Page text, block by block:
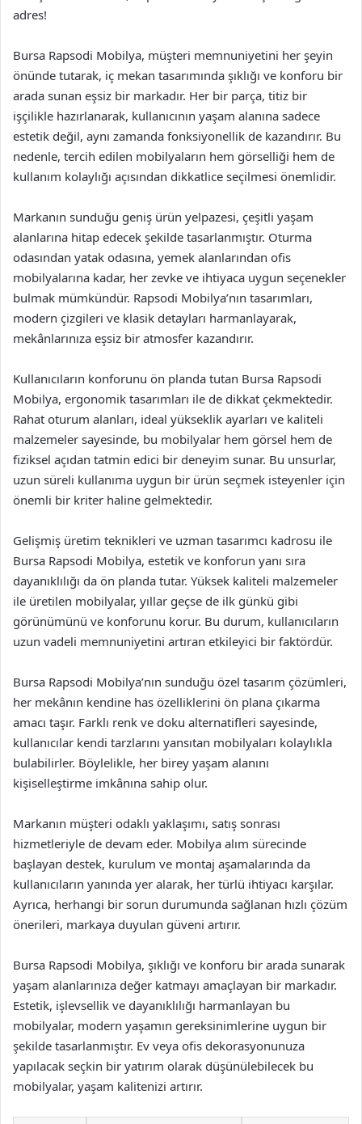
adres!
Bursa Rapsodi Mobilya, müşteri memnuniyetini her şeyin
önünde tutarak, iç mekan tasarımında şıklığı ve konforu bir
arada sunan eşsiz bir markadır. Her bir parça, titiz bir
işçilikle hazırlanarak, kullanıcının yaşam alanına sadece
estetik değil, aynı zamanda fonksiyonellik de kazandırır. Bu
nedenle, tercih edilen mobilyaların hem görselliği hem de
kullanım kolaylığı açısından dikkatlice seçilmesi önemlidir.
Markanın sunduğu geniş ürün yelpazesi, çeşitli yaşam
alanlarına hitap edecek şekilde tasarlanmıştır. Oturma
odasından yatak odasına, yemek alanlarından ofis
mobilyalarına kadar, her zevke ve ihtiyaca uygun seçenekler
bulmak mümkündür. Rapsodi Mobilya’nın tasarımları,
modern çizgileri ve klasik detayları harmanlayarak,
mekânlarınıza eşsiz bir atmosfer kazandırır.
Kullanıcıların konforunu ön planda tutan Bursa Rapsodi
Mobilya, ergonomik tasarımları ile de dikkat çekmektedir.
Rahat oturum alanları, ideal yükseklik ayarları ve kaliteli
malzemeler sayesinde, bu mobilyalar hem görsel hem de
fiziksel açıdan tatmin edici bir deneyim sunar. Bu unsurlar,
uzun süreli kullanıma uygun bir ürün seçmek isteyenler için
önemli bir kriter haline gelmektedir.
Gelişmiş üretim teknikleri ve uzman tasarımcı kadrosu ile
Bursa Rapsodi Mobilya, estetik ve konforun yanı sıra
dayanıklılığı da ön planda tutar. Yüksek kaliteli malzemeler
ile üretilen mobilyalar, yıllar geçse de ilk günkü gibi
görünümünü ve konforunu korur. Bu durum, kullanıcıların
uzun vadeli memnuniyetini artıran etkileyici bir faktördür.
Bursa Rapsodi Mobilya’nın sunduğu özel tasarım çözümleri,
her mekânın kendine has özelliklerini ön plana çıkarma
amacı taşır. Farklı renk ve doku alternatifleri sayesinde,
kullanıcılar kendi tarzlarını yansıtan mobilyaları kolaylıkla
bulabilirler. Böylelikle, her birey yaşam alanını
kişiselleştirme imkânına sahip olur.
Markanın müşteri odaklı yaklaşımı, satış sonrası
hizmetleriyle de devam eder. Mobilya alım sürecinde
başlayan destek, kurulum ve montaj aşamalarında da
kullanıcıların yanında yer alarak, her türlü ihtiyacı karşılar.
Ayrıca, herhangi bir sorun durumunda sağlanan hızlı çözüm
önerileri, markaya duyulan güveni artırır.
Bursa Rapsodi Mobilya, şıklığı ve konforu bir arada sunarak
yaşam alanlarınıza değer katmayı amaçlayan bir markadır.
Estetik, işlevsellik ve dayanıklılığı harmanlayan bu
mobilyalar, modern yaşamın gereksinimlerine uygun bir
şekilde tasarlanmıştır. Ev veya ofis dekorasyonunuza
yapılacak seçkin bir yatırım olarak düşünülebilecek bu
mobilyalar, yaşam kalitenizi artırır.